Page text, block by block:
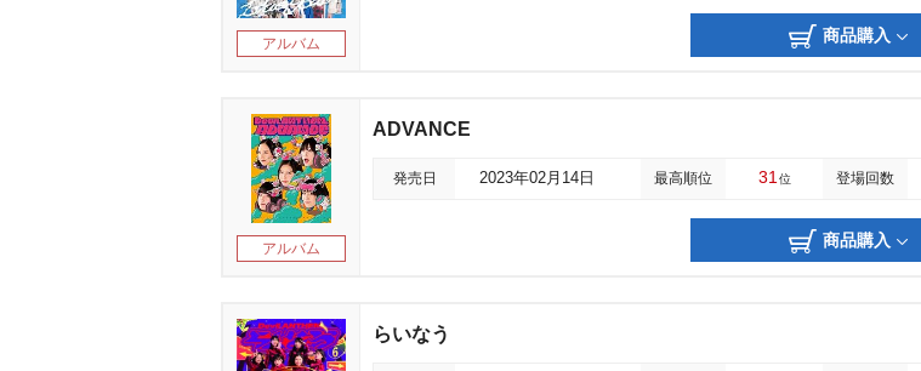
アルバム 商品購入
アルバム
ADVANCE
発売日 2023年02月14日 最高順位 31 位 登場回数
商品購入
らいなう